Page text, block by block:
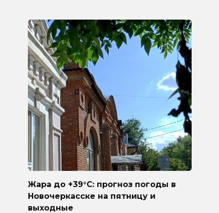
Жара до +39°C: прогноз погоды в
Новочеркасске на пятницу и
выходные